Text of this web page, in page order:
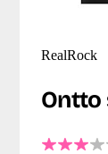
RealRock
Ontto